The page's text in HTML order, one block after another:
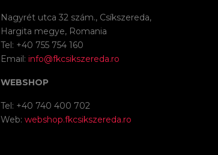
Nagyrét utca 32 szám., Csíkszereda,
Hargita megye, Romania
Tel: +40 755 754 160
Email: info@fkcsikszereda.ro
WEBSHOP
Tel: +40 740 400 702
Web: webshop.fkcsikszereda.ro